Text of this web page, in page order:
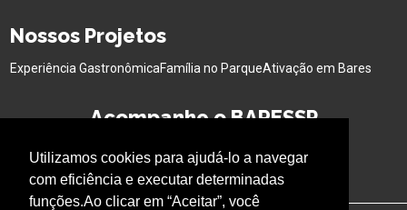
Utilizamos cookies para ajudá-lo a navegar
com eficiência e executar determinadas
funções.Ao clicar em “Aceitar”, você
Nossos Projetos
Experiência GastronômicaFamília no ParqueAtivação em Bares
Acompanhe o BARESSP